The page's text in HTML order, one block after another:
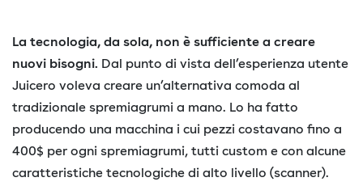
La tecnologia, da sola, non è sufficiente a creare
nuovi bisogni. Dal punto di vista dell’esperienza utente
Juicero voleva creare un’alternativa comoda al
tradizionale spremiagrumi a mano. Lo ha fatto
producendo una macchina i cui pezzi costavano fino a
400$ per ogni spremiagrumi, tutti custom e con alcune
caratteristiche tecnologiche di alto livello (scanner).